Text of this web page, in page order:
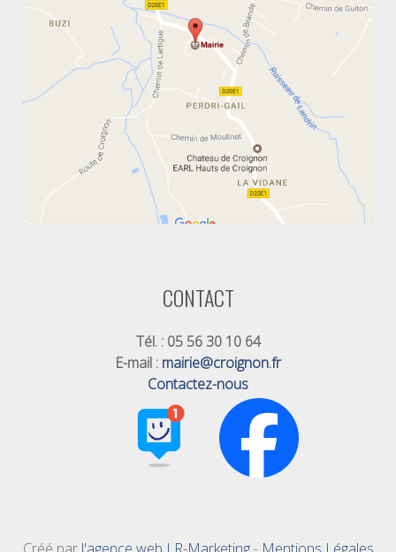
CONTACT
Tél. : 05 56 30 10 64
E-mail : mairie@croignon.fr
Contactez-nous